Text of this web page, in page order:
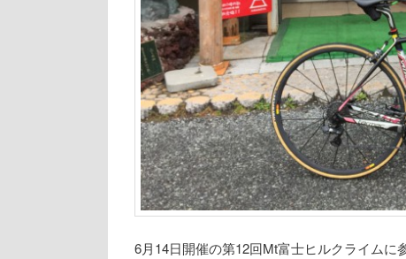
6月14日開催の第12回Mt富士ヒルクライムに